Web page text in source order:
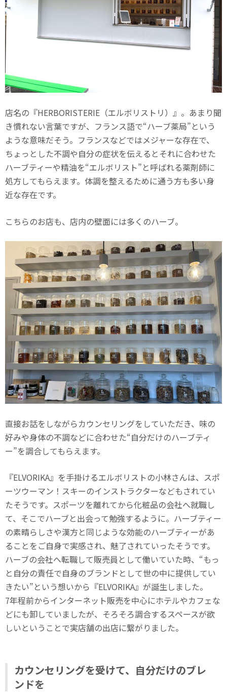
店名の『HERBORISTERIE（エルボリストリ）』。あまり聞
き慣れない言葉ですが、フランス語で“ハーブ薬局”という
ような意味だそう。フランスなどではメジャーな存在で、
ちょっとした不調や自分の症状を伝えるとそれに合わせた
ハーブティーや精油を“エルボリスト”と呼ばれる薬剤師に
処方してもらえます。体調を整えるために通う方も多い身
近な存在です。
こちらのお店も、店内の壁面には多くのハーブ。
直接お話をしながらカウンセリングをしていただき、味の
好みや身体の不調などに合わせた“自分だけのハーブティ
ー”を調合してもらえます。
『ELVORIKA』を手掛けるエルボリストの小林さんは、スポ
ーツウーマン！スキーのインストラクターなどもされてい
たそうです。スポーツを離れてから化粧品の会社へ就職し
て、そこでハーブと出会って勉強するように。ハーブティー
の素晴らしさや漢方と同じような効能のハーブティーがあ
ることをご自身で実感され、魅了されていったそうです。
ハーブの会社へ転職して販売員として働いていた時、“もっ
と自分の責任で自身のブランドとして世の中に提供してい
きたい”という想いから『ELVORIKA』が誕生しました。
7年程前からインターネット販売を中心にホテルやカフェな
どにも卸していましたが、そろそろ調合するスペースが欲
しいということで実店舗の出店に繋がりました。
カウンセリングを受けて、自分だけのブレ
ンドを